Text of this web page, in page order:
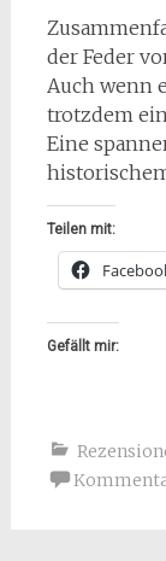
der Feder
Auch wenn
trotzdem
Eine
Teilen mit:
Gefällt mir: